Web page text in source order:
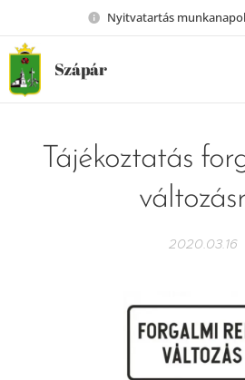
Nyitvatartás
Szápár
Tájékoztatás
2020.03.16